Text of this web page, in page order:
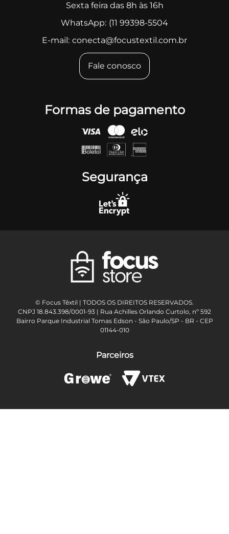
Sexta feira das 8h às 16h
WhatsApp: (11 99398-5504
E-mail: conecta@focustextil.com.br
Fale conosco
Formas de pagamento
Segurança
© Focus Têxtil | TODOS OS DIREITOS RESERVADOS.
CNPJ 18.843.398/0001-93 | Rua Achilles Orlando Curtolo, nº 592
Bairro Parque Industrial Tomas Edson - São Paulo/SP - BR - CEP
01144-010
Parceiros